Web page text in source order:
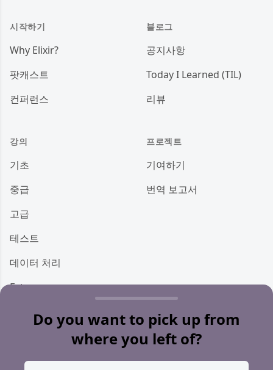
Do you want to pick up from
where you left of?
시작하기
Why Elixir?
팟캐스트
컨퍼런스
강의
기초
중급
고급
테스트
데이터 처리
Ecto
저장소
블로그
공지사항
Today I Learned (TIL)
리뷰
프로젝트
기여하기
번역 보고서